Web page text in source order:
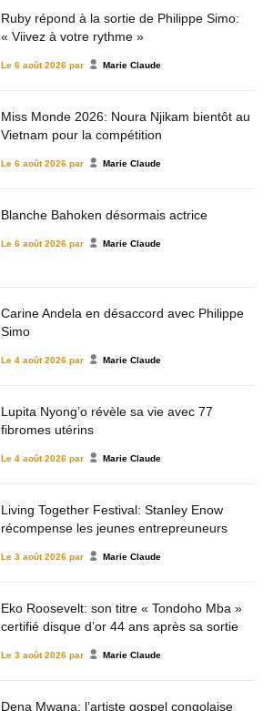
Ruby répond à la sortie de Philippe Simo:
« Viivez à votre rythme »
Le 6 août 2026 par Marie Claude
Miss Monde 2026: Noura Njikam bientôt au
Vietnam pour la compétition
Le 6 août 2026 par Marie Claude
Blanche Bahoken désormais actrice
Le 6 août 2026 par Marie Claude
Carine Andela en désaccord avec Philippe
Simo
Le 4 août 2026 par Marie Claude
Lupita Nyong’o révèle sa vie avec 77
fibromes utérins
Le 4 août 2026 par Marie Claude
Living Together Festival: Stanley Enow
récompense les jeunes entrepreuneurs
Le 3 août 2026 par Marie Claude
Eko Roosevelt: son titre « Tondoho Mba »
certifié disque d’or 44 ans après sa sortie
Le 3 août 2026 par Marie Claude
Dena Mwana: l’artiste gospel congolaise